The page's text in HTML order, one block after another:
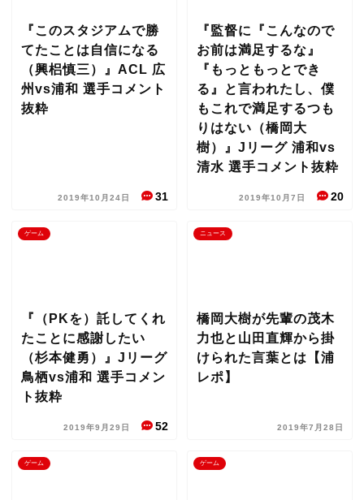
『このスタジアムで勝
てたことは自信になる
（興梠慎三）』ACL 広
州vs浦和 選手コメント
抜粋
2019年10月24日 31
『監督に『こんなので
お前は満足するな』
『もっともっとでき
る』と言われたし、僕
もこれで満足するつも
りはない（橋岡大
樹）』Jリーグ 浦和vs
清水 選手コメント抜粋
2019年10月7日 20
ゲーム
『（PKを）託してくれ
たことに感謝したい
（杉本健勇）』Jリーグ
鳥栖vs浦和 選手コメン
ト抜粋
2019年9月29日 52
ニュース
橋岡大樹が先輩の茂木
力也と山田直輝から掛
けられた言葉とは【浦
レポ】
2019年7月28日
ゲーム ゲーム